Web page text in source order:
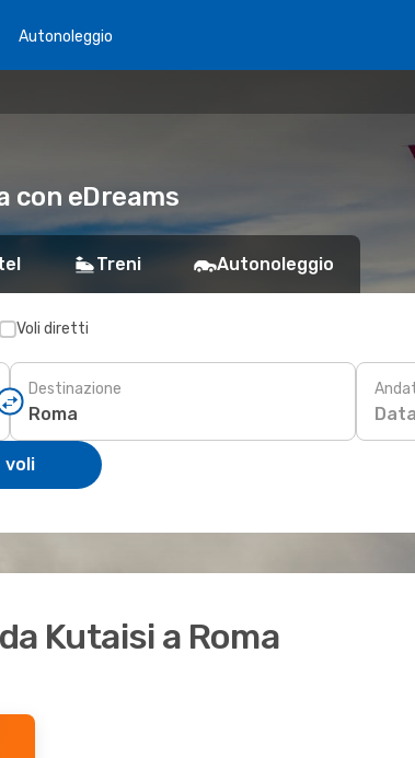
Autonoleggio
con eDreams
Treni Autonoleggio
Voli diretti
Destinazione
Data
voli
Kutaisi a Roma